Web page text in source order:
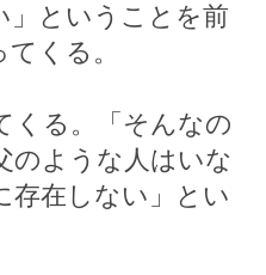
」ということを前
くる。
くる。「そんなの
のような人はいな
存在しない」とい